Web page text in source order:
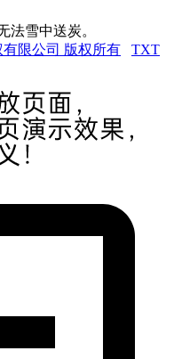
法雪中送炭。
有限公司 版权所有
TXT